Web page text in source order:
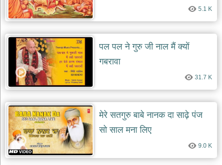
बावा
लाल
भजन
bawa
lal
dayal
bhajans
शनि
देव
भजन
shani
dev
bhajans
आज
का
भजन
5.1 K
पल पल ने गुरु जी नाल मैं क्यों
गबरावा
31.7 K
मेरे सतगुरु बाबे नानक दा साढ़े पंज
सो साल मना लिए
9.0 K